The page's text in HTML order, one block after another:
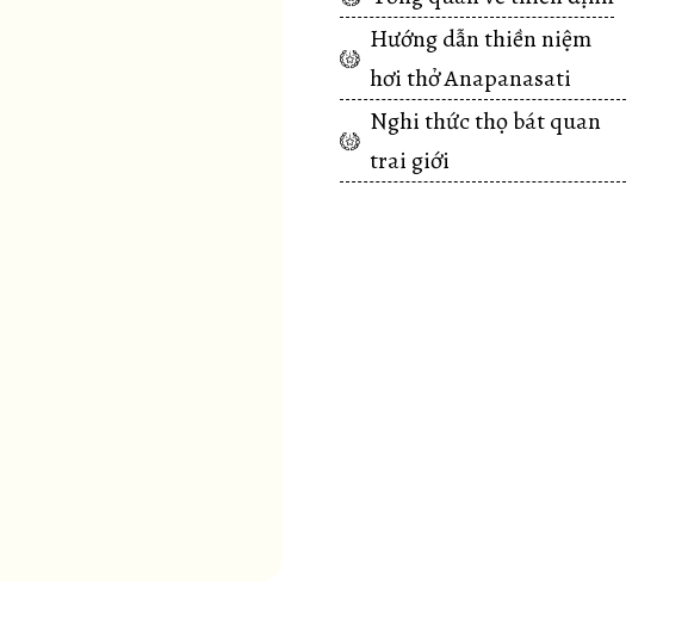
Hướng dẫn thiền niệm
hơi thở Anapanasati
Nghi thức thọ bát quan
trai giới